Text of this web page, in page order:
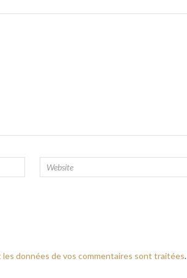
les données de vos commentaires sont traitées.